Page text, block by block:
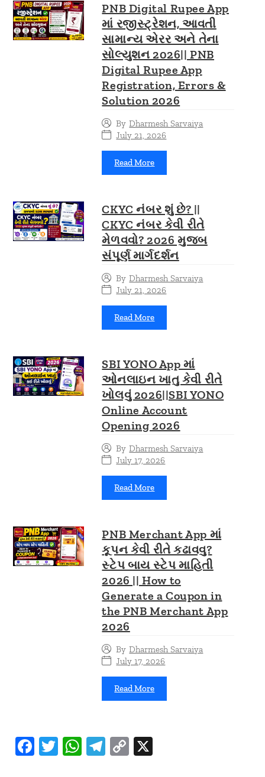
PNB Digital Rupee App
માં રજીસ્ટ્રેશન, આવતી
સામાન્ય એરર અને તેના
સોલ્યુશન 2026|| PNB
Digital Rupee App
Registration, Errors &
Solution 2026
By Dharmesh Sarvaiya
July 21, 2026
Read More
CKYC નંબર શું છે? ||
CKYC નંબર કેવી રીતે
મેળવવો? 2026 મુજબ
સંપૂર્ણ માર્ગદર્શન
By Dharmesh Sarvaiya
July 21, 2026
Read More
SBI YONO App માં
ઓનલાઇન ખાતુ કેવી રીતે
ખોલવું 2026||SBI YONO
Online Account
Opening 2026
By Dharmesh Sarvaiya
July 17, 2026
Read More
PNB Merchant App માં
કૂપન કેવી રીતે કઢાવવુ?
સ્ટેપ બાય સ્ટેપ માહિતી
2026 || How to
Generate a Coupon in
the PNB Merchant App
2026
By Dharmesh Sarvaiya
July 17, 2026
Read More
F
T
W T
C